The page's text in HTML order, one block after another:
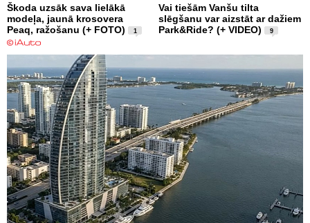
Škoda uzsāk sava lielākā
modeļa, jaunā krosovera
Peaq, ražošanu (+ FOTO)
1
Vai tiešām Vanšu tilta
slēgšanu var aizstāt ar dažiem
Park&Ride? (+ VIDEO)
9